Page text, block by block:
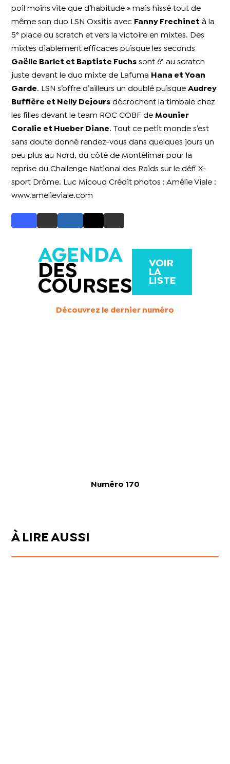
poil moins vite que d’habitude » mais hissé tout de
même son duo LSN Oxsitis avec Fanny Frechinet à la
5° place du scratch et vers la victoire en mixtes. Des
mixtes diablement efficaces puisque les seconds
Gaëlle Barlet et Baptiste Fuchs sont 6° au scratch
juste devant le duo mixte de Lafuma
Hana et Yoan
Garde. LSN s’offre d’ailleurs un doublé puisqueAudrey
Buffière et Nelly Dejours décrochent la timbale chez
les filles devant le team ROC COBF deMounier
Coralie et Hueber Diane. Tout ce petit monde s’est
sans doute donné rendez-vous dans quelques jours un
peu plus au Nord, du côté de Montélimar pour la
reprise du Challenge National des Raids sur le défi X-
sport Drôme. Luc Micoud Crédit photos : Amélie Viale :
www.amelieviale.com
AGENDA
DES
COURSES
VOIR
LA
LISTE
Découvrez le dernier numéro
Numéro 170
À LIRE AUSSI